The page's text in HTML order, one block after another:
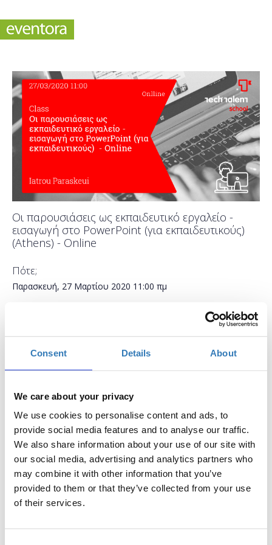
Consent Details About
We care about your privacy
We use cookies to personalise content and ads, to
provide social media features and to analyse our traffic.
We also share information about your use of our site with
our social media, advertising and analytics partners who
may combine it with other information that you’ve
provided to them or that they’ve collected from your use
of their services.
Οι παρουσιάσεις ως εκπαιδευτικό εργαλείο -
εισαγωγή στο PowerPoint (για εκπαιδευτικούς)
(Athens) - Online
Πότε;
Παρασκευή, 27 Μαρτίου 2020 11:00 πμ
Online,
Δωρεάν On Line σεμινάριο.
Το σεμινάριο απευθύνεται σε εκπαιδευτικούς Α/θμιας και
Β/θμιας Εκπαίδευσης (Δημόσιας και Ιδιωτικής), οι οποίοι